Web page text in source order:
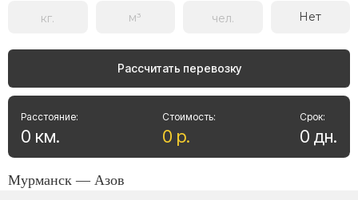
Нет
Рассчитать перевозку
Стоимость:
0 р.
Расстояние:
0 км.
Срок:
0 дн.
Мурманск — Азов